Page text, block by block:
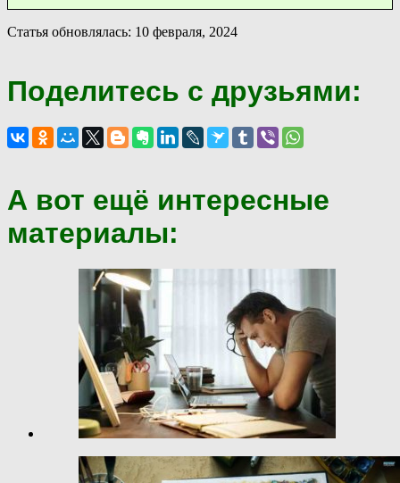
Статья обновлялась: 10 февраля, 2024
Поделитесь с друзьями:
А вот ещё интересные
материалы: